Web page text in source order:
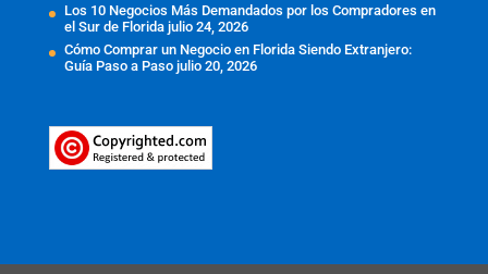
Los 10 Negocios Más Demandados por los Compradores en
el Sur de Florida julio 24, 2026
Cómo Comprar un Negocio en Florida Siendo Extranjero:
Guía Paso a Paso julio 20, 2026